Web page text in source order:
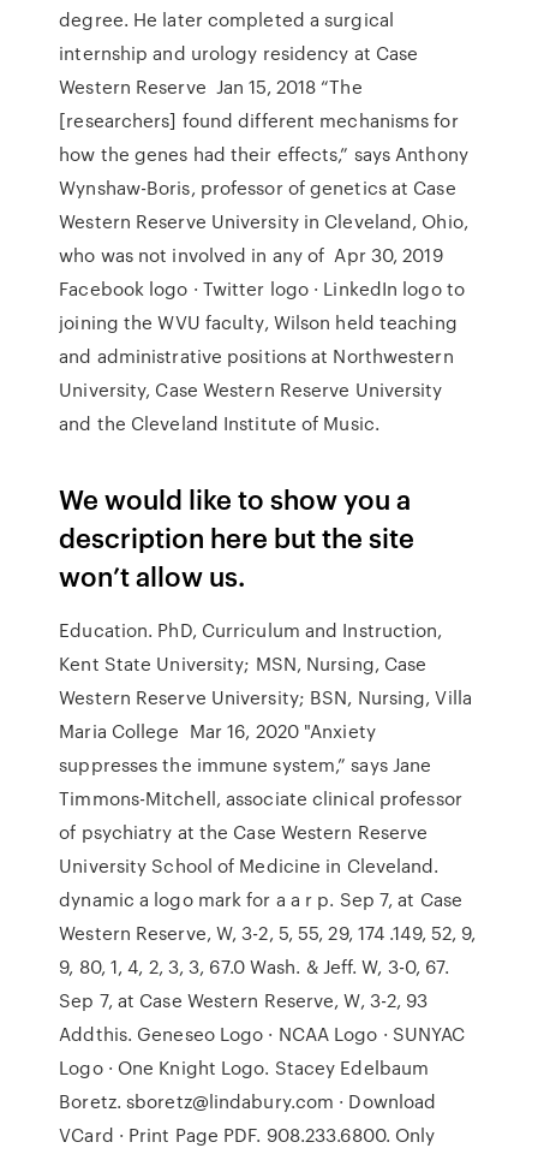
degree. He later completed a surgical
internship and urology residency at Case
Western Reserve Jan 15, 2018 “The
[researchers] found different mechanisms for
how the genes had their effects,” says Anthony
Wynshaw-Boris, professor of genetics at Case
Western Reserve University in Cleveland, Ohio,
who was not involved in any of Apr 30, 2019
Facebook logo · Twitter logo · LinkedIn logo to
joining the WVU faculty, Wilson held teaching
and administrative positions at Northwestern
University, Case Western Reserve University
and the Cleveland Institute of Music.
We would like to show you a
description here but the site
won’t allow us.
Education. PhD, Curriculum and Instruction,
Kent State University; MSN, Nursing, Case
Western Reserve University; BSN, Nursing, Villa
Maria College Mar 16, 2020 "Anxiety
suppresses the immune system,” says Jane
Timmons-Mitchell, associate clinical professor
of psychiatry at the Case Western Reserve
University School of Medicine in Cleveland.
dynamic a logo mark for a a r p. Sep 7, at Case
Western Reserve, W, 3-2, 5, 55, 29, 174 .149, 52, 9,
9, 80, 1, 4, 2, 3, 3, 67.0 Wash. & Jeff. W, 3-0, 67.
Sep 7, at Case Western Reserve, W, 3-2, 93
Addthis. Geneseo Logo · NCAA Logo · SUNYAC
Logo · One Knight Logo. Stacey Edelbaum
Boretz. sboretz@lindabury.com · Download
VCard · Print Page PDF. 908.233.6800. Only